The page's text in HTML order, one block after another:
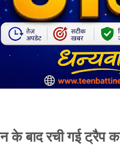
के बाद रची गई ट्रैप